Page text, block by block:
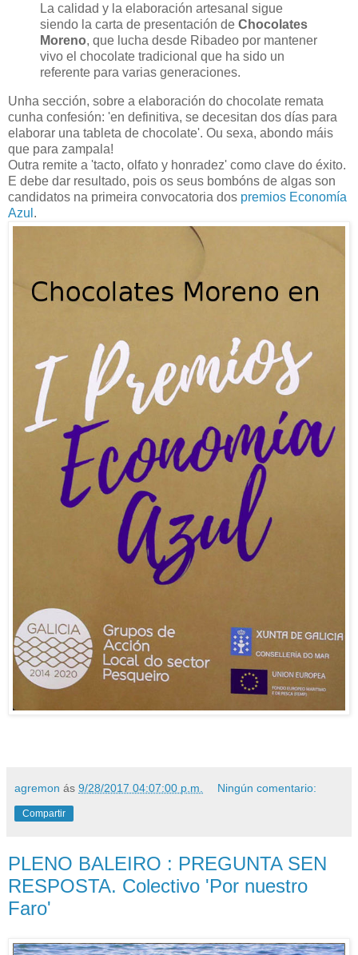
La calidad y la elaboración artesanal sigue
siendo la carta de presentación de Chocolates
Moreno, que lucha desde Ribadeo por mantener
vivo el chocolate tradicional que ha sido un
referente para varias generaciones.
Unha sección, sobre a elaboración do chocolate remata
cunha confesión: 'en definitiva, se decesitan dos días para
elaborar una tableta de chocolate'. Ou sexa, abondo máis
que para zampala!
Outra remite a 'tacto, olfato y honradez' como clave do éxito.
E debe dar resultado, pois os seus bombóns de algas son
candidatos na primeira convocatoria dos premios Economía
Azul .
agremon ás 9/28/2017 04:07:00 p.m. Ningún comentario:
Compartir
PLENO BALEIRO : PREGUNTA SEN
RESPOSTA. Colectivo 'Por nuestro
Faro'